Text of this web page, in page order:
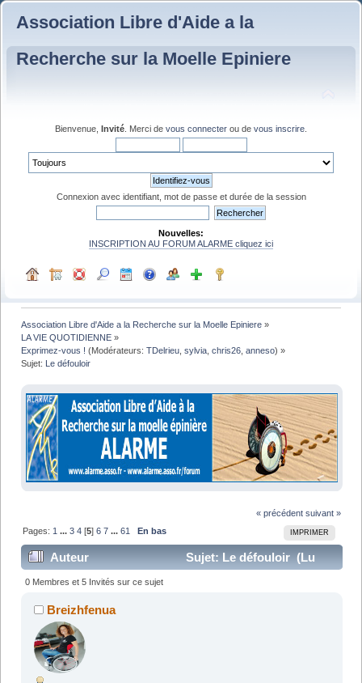
Association Libre d'Aide a la
Recherche sur la Moelle Epiniere
Bienvenue, Invité . Merci de vous connecter ou de vous inscrire
Connexion avec identifiant, mot de passe et durée de la session
Nouvelles:
INSCRIPTION AU FORUM ALARME cliquez ici
Association Libre d'Aide a la Recherche sur la Moelle Epiniere »
LA VIE QUOTIDIENNE »
Exprimez-vous ! (Modérateurs:TDelrieu ,sylvia ,chris26 ,anneso) »
Sujet: Le défouloir
« précédent suivant »
IMPRIMER
Pages: 1 ...3 4 [5]6 7 ...61 En bas
Auteur
Sujet: Le défouloir (Lu
1282471 fois)
0 Membres et 5 Invités sur ce sujet
Breizhfenua